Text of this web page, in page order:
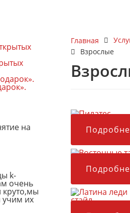
на
k-
очень
круто,мы
их
Главная
Взрослые